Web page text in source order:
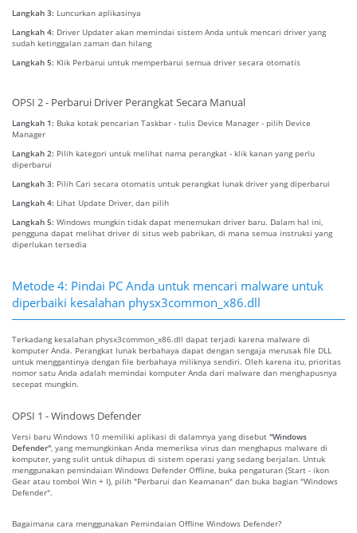
Langkah 3: Luncurkan aplikasinya
Langkah 4: Driver Updater akan memindai sistem Anda untuk mencari driver yang
sudah ketinggalan zaman dan hilang
Langkah 5: Klik Perbarui untuk memperbarui semua driver secara otomatis
OPSI 2 - Perbarui Driver Perangkat Secara Manual
Langkah 1: Buka kotak pencarian Taskbar - tulis Device Manager - pilih Device
Manager
Langkah 2: Pilih kategori untuk melihat nama perangkat - klik kanan yang perlu
diperbarui
Langkah 3: Pilih Cari secara otomatis untuk perangkat lunak driver yang diperbarui
Langkah 4: Lihat Update Driver, dan pilih
Langkah 5: Windows mungkin tidak dapat menemukan driver baru. Dalam hal ini,
pengguna dapat melihat driver di situs web pabrikan, di mana semua instruksi yang
diperlukan tersedia
Metode 4: Pindai PC Anda untuk mencari malware untuk
diperbaiki kesalahan physx3common_x86.dll
Terkadang kesalahan physx3common_x86.dll dapat terjadi karena malware di
komputer Anda. Perangkat lunak berbahaya dapat dengan sengaja merusak file DLL
untuk menggantinya dengan file berbahaya miliknya sendiri. Oleh karena itu, prioritas
nomor satu Anda adalah memindai komputer Anda dari malware dan menghapusnya
secepat mungkin.
OPSI 1 - Windows Defender
Versi baru Windows 10 memiliki aplikasi di dalamnya yang disebut "Windows
Defender" , yang memungkinkan Anda memeriksa virus dan menghapus malware di
komputer, yang sulit untuk dihapus di sistem operasi yang sedang berjalan. Untuk
menggunakan pemindaian Windows Defender Offline, buka pengaturan (Start - ikon
Gear atau tombol Win + I), pilih "Perbarui dan Keamanan" dan buka bagian "Windows
Defender".
Bagaimana cara menggunakan Pemindaian Offline Windows Defender?